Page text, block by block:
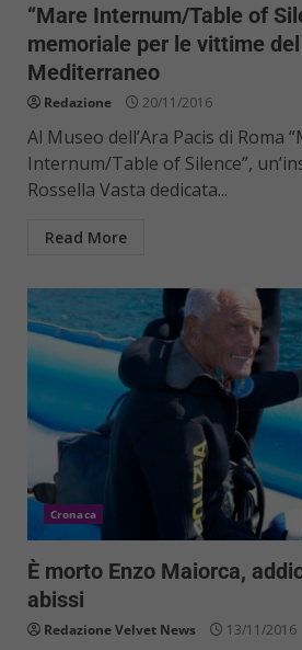
“Mare Internum/Table of
memoriale per le vittime
Mediterraneo
Redazione 20/11/2016
Al Museo dell’Ara Pacis di Roma
Internum/Table of Silence”,
Rossella Vasta dedicata...
Read More
Cronaca
È morto Enzo Maiorca,
abissi
Redazione Velvet News 13/11/2016